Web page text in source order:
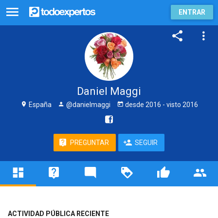
ENTRAR
Daniel Maggi
España @danielmaggi desde 2016 - visto 2016
PREGUNTAR SEGUIR
ACTIVIDAD PÚBLICA RECIENTE